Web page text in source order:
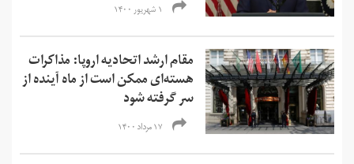
۱ شهریور ۱۴۰۰
مقام ارشد اتحادیه اروپا: مذاکرات
هسته‌ای ممکن است از ماه آینده از
سر گرفته شود
۱۷ مرداد ۱۴۰۰